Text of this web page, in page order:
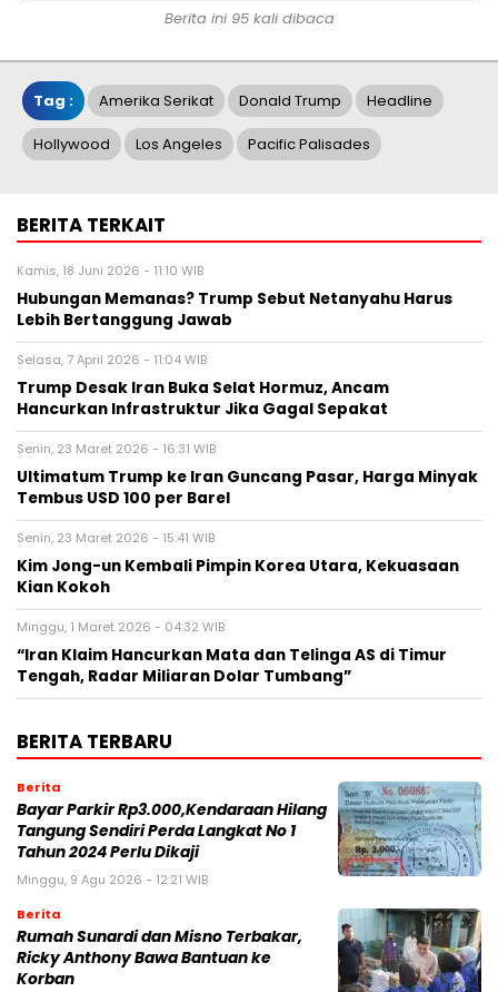
Berita ini 95 kali dibaca
Tag : Amerika Serikat Donald Trump Headline
Hollywood Los Angeles Pacific Palisades
BERITA TERKAIT
Kamis, 18 Juni 2026 - 11:10 WIB
Hubungan Memanas? Trump Sebut Netanyahu Harus
Lebih Bertanggung Jawab
Selasa, 7 April 2026 - 11:04 WIB
Trump Desak Iran Buka Selat Hormuz, Ancam
Hancurkan Infrastruktur Jika Gagal Sepakat
Senin, 23 Maret 2026 - 16:31 WIB
Ultimatum Trump ke Iran Guncang Pasar, Harga Minyak
Tembus USD 100 per Barel
Senin, 23 Maret 2026 - 15:41 WIB
Kim Jong-un Kembali Pimpin Korea Utara, Kekuasaan
Kian Kokoh
Minggu, 1 Maret 2026 - 04:32 WIB
“Iran Klaim Hancurkan Mata dan Telinga AS di Timur
Tengah, Radar Miliaran Dolar Tumbang”
BERITA TERBARU
Berita
Bayar Parkir Rp3.000,Kendaraan Hilang
Tangung Sendiri Perda Langkat No 1
Tahun 2024 Perlu Dikaji
Minggu, 9 Agu 2026 - 12:21 WIB
Berita
Rumah Sunardi dan Misno Terbakar,
Ricky Anthony Bawa Bantuan ke
Korban